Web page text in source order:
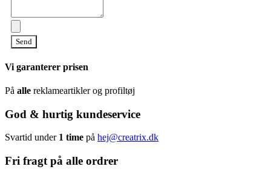
Send
Vi garanterer prisen
På alle reklameartikler og profiltøj
God & hurtig kundeservice
Svartid under 1 time på hej@creatrix.dk
Fri fragt på alle ordrer